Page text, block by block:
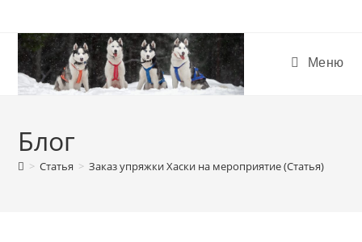
Меню
Блог
> Статья > Заказ упряжки Хаски на мероприятие (Статья)